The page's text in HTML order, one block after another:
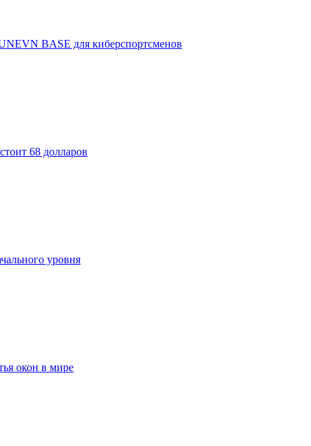
BASE для киберспортсменов
68 долларов
уровня
окон в мире